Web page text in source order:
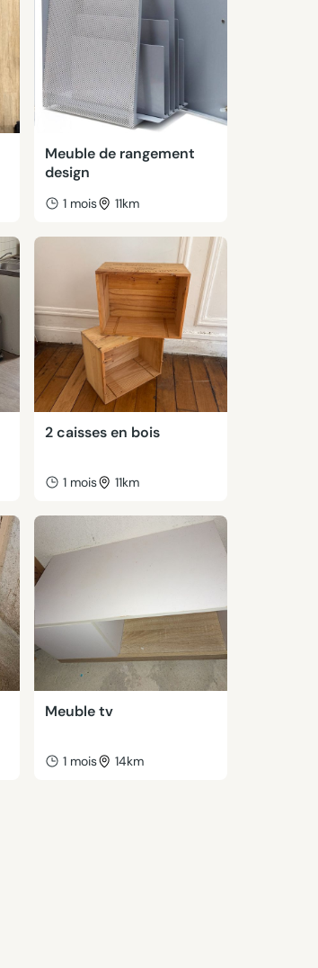
Meuble de rangement
design
1 mois 11km
2 caisses en bois
1 mois 11km
Meuble tv
1 mois 14km